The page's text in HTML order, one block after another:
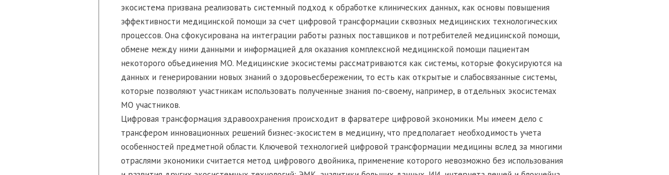
экосистема призвана реализовать системный подход к обработке клинических данных, как основы повышения
эффективности медицинской помощи за счет цифровой трансформации сквозных медицинских технологических
процессов. Она сфокусирована на интеграции работы разных поставщиков и потребителей медицинской помощи,
обмене между ними данными и информацией для оказания комплексной медицинской помощи пациентам
некоторого объединения МО. Медицинские экосистемы рассматриваются как системы, которые фокусируются на
данных и генерировании новых знаний о здоровьесбережении, то есть как открытые и слабосвязанные системы,
которые позволяют участникам использовать полученные знания по-своему, например, в отдельных экосистемах
МО участников.
Цифровая трансформация здравоохранения происходит в фарватере цифровой экономики. Мы имеем дело с
трансфером инновационных решений бизнес-экосистем в медицину, что предполагает необходимость учета
особенностей предметной области. Ключевой технологией цифровой трансформации медицины вслед за многими
отраслями экономики считается метод цифрового двойника, применение которого невозможно без использования